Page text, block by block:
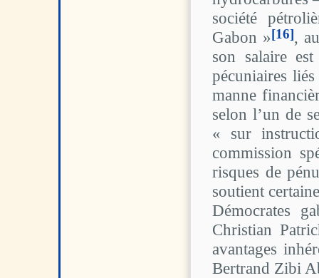
société
Gabon »[16],
son salaire
pécuniaires
manne
selon l’un de
« sur
commission
risques de
soutient
Démocrates
Christian
avantages
Bertrand Zibi